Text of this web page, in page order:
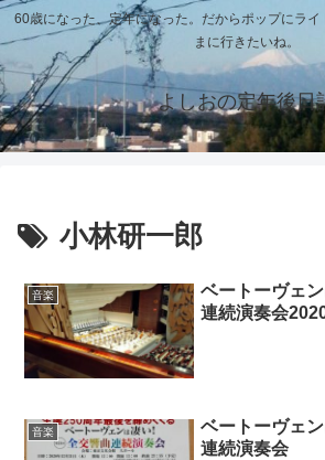
60歳になった、定年になった。だからポップにラ
まに行きたいね。
よしおの定年後日
小林研一郎
音楽
ベートーヴェ
連続演奏会
音楽
ベートーヴェ
連続演奏会